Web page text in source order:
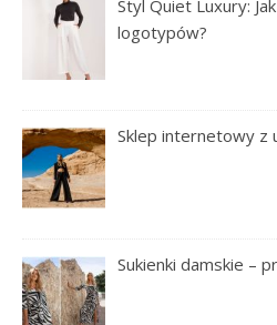
Styl Quiet Luxury:
logotypów?
Sklep internetowy z
Sukienki damskie –